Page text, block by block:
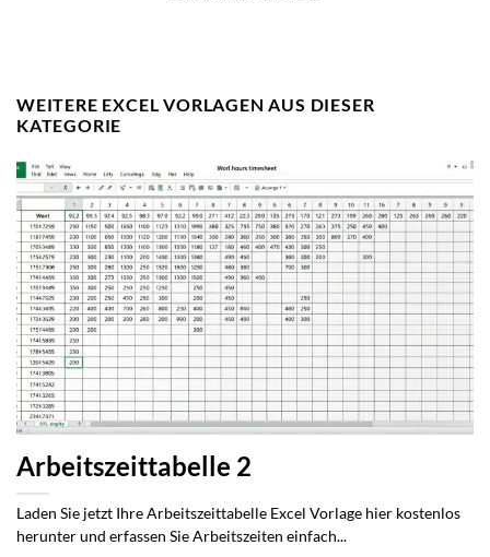
WEITERE EXCEL VORLAGEN AUS DIESER
KATEGORIE
Arbeitszeittabelle 2
Laden Sie jetzt Ihre Arbeitszeittabelle Excel Vorlage hier kostenlos
herunter und erfassen Sie Arbeitszeiten einfach...